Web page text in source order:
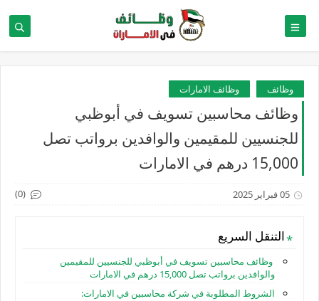
وظائف وظائف الامارات
وظائف محاسبين تسويف في أبوظبي
للجنسيين للمقيمين والوافدين برواتب تصل
15,000 درهم في الامارات
05 فبراير 2025 (0)
التنقل السريع
وظائف محاسبين تسويف في أبوظبي للجنسيين للمقيمين
والوافدين برواتب تصل 15,000 درهم في الامارات
الشروط المطلوبة في شركة محاسبين في الامارات: